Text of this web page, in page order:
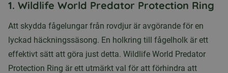
1. Wildlife World Predator Protection Ring
Att skydda fågelungar från rovdjur är avgörande för en
lyckad häckningssäsong. En holkring till fågelholk är ett
effektivt sätt att göra just detta. Wildlife World Predator
Protection Ring är ett utmärkt val för att förhindra att